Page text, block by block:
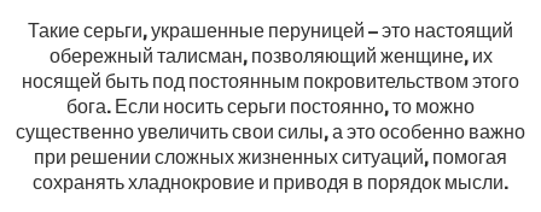
Такие серьги, украшенные перуницей – это настоящий
обережный талисман, позволяющий женщине, их
носящей быть под постоянным покровительством этого
бога. Если носить серьги постоянно, то можно
существенно увеличить свои силы, а это особенно важно
при решении сложных жизненных ситуаций, помогая
сохранять хладнокровие и приводя в порядок мысли.